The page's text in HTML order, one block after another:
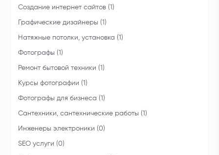
Создание интернет сайтов (1)
Графические дизайнеры (1)
Натяжные потолки, установка (1)
Фотографы (1)
Ремонт бытовой техники (1)
Курсы фотографии (1)
Фотографы для бизнеса (1)
Сантехники, сантехнические работы (1)
Инженеры электроники (0)
SEO услуги (0)